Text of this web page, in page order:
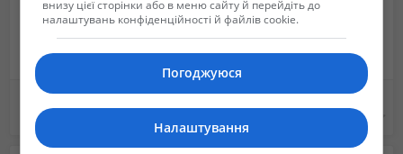
фронтальний навантажувач, який ідеально відповідатиме вашим
вимогам!
Вилы для погрузки леса, бревен (лесной захват) на фронтальный погрузчик
Не указана
внизу цієї сторінки або в меню сайту й перейдіть до
налаштувань конфіденційності й файлів cookie.
Погоджуюся
Налаштування